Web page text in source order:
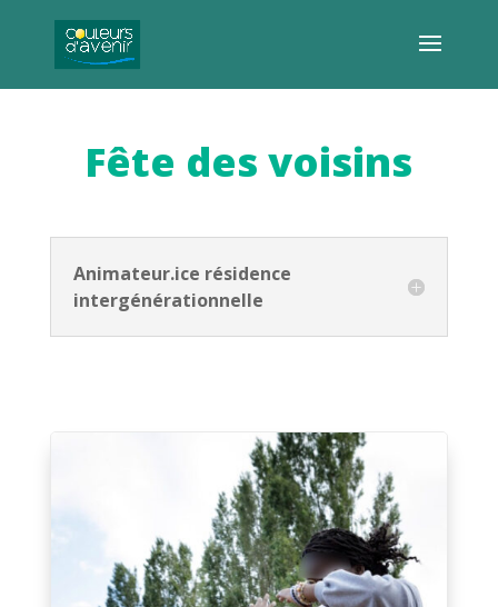
Fête des voisins
Animateur.ice résidence
intergénérationnelle